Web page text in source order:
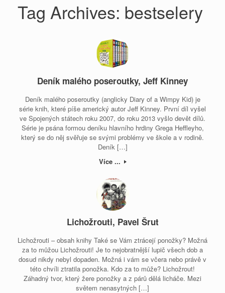
Tag Archives: bestselery
Deník malého poseroutky, Jeff Kinney
Deník malého poseroutky (anglicky Diary of a Wimpy Kid) je
série knih, které píše americký autor Jeff Kinney. První díl vyšel
ve Spojených státech roku 2007, do roku 2013 vyšlo devět dílů.
Série je psána formou deníku hlavního hrdiny Grega Heffleyho,
který se do něj svěřuje se svými problémy ve škole a v rodině.
Deník […]
Více ...
Lichožrouti, Pavel Šrut
Lichožrouti – obsah knihy Také se Vám ztrácejí ponožky? Možná
za to můžou Lichožrouti! Je to nejobratnější lupič všech dob a
dosud nikdy nebyl dopaden. Možná i vám se včera nebo právě v
této chvíli ztratila ponožka. Kdo za to může? Lichožrout!
Záhadný tvor, který žere ponožky a z párů dělá licháče. Mezi
světem nenasytných […]